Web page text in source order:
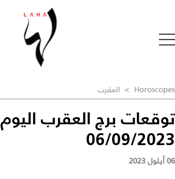
Horoscopes
> العقرب
توقعات برج العقرب اليوم
06/09/2023
06 أيلول 2023